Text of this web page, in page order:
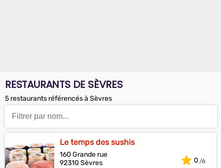
RESTAURANTS DE SÈVRES
5 restaurants référencés à Sèvres
Le temps des sushis
160 Grande rue
92310 Sèvres
0